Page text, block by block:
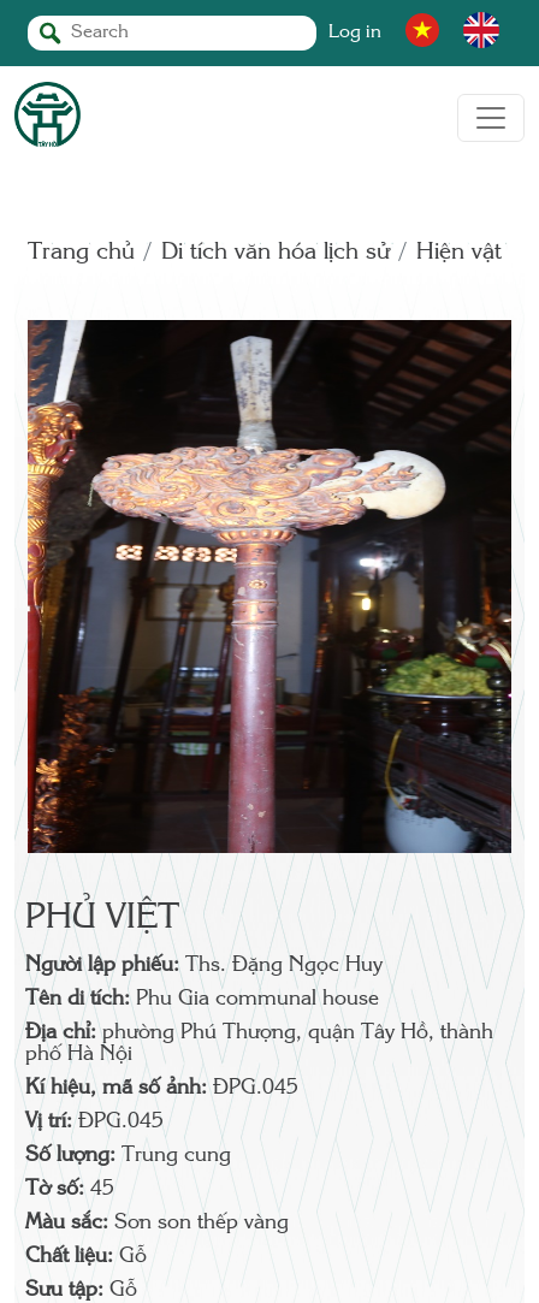
Log in
Trang chủ Di tích văn hóa lịch sử Hiện vật
PHỦ VIỆT
Người lập phiếu: Ths. Đặng Ngọc Huy
Tên di tích: Phu Gia communal house
Địa chỉ:phường Phú Thượng, quận Tây Hồ, thành
phố Hà Nội
Kí hiệu, mã số ảnh:ĐPG.045
Vị trí:ĐPG.045
Số lượng: Trung cung
Tờ số:45
Màu sắc:Sơn son thếp vàng
Chất liệu:Gỗ
Sưu tập:Gỗ